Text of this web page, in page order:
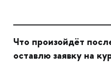
Что произойдёт
оставлю заявку на